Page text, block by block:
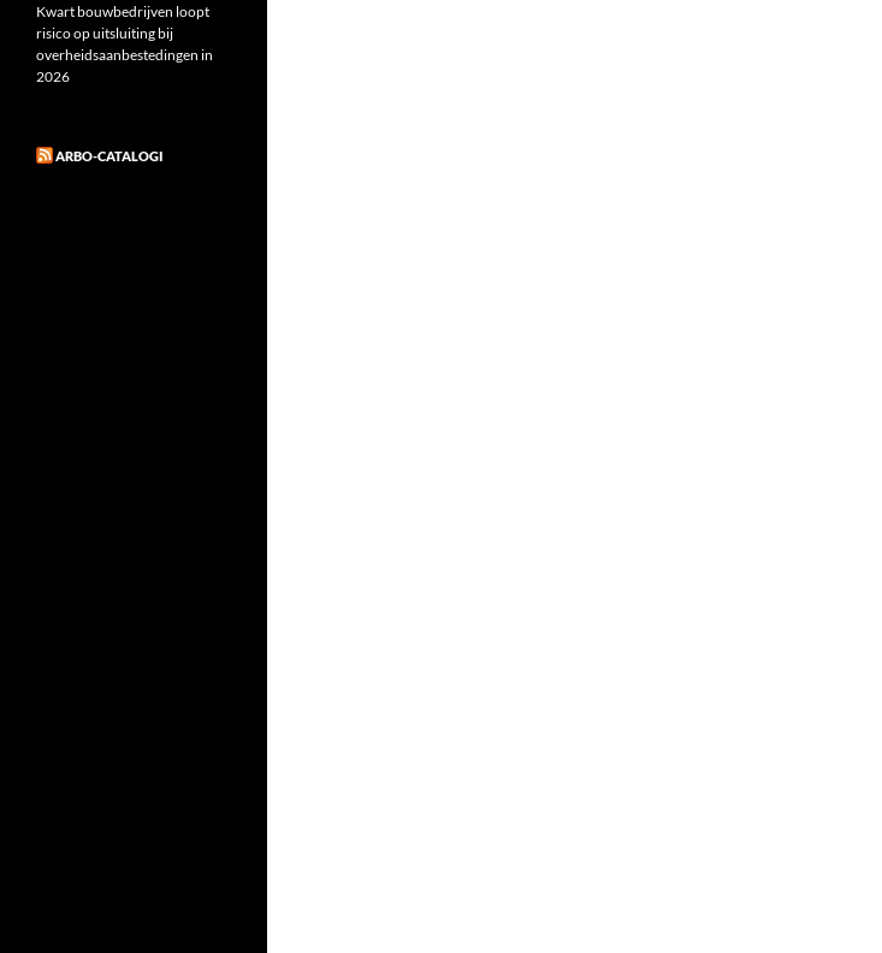
Kwart bouwbedrijven loopt
risico op uitsluiting bij
overheidsaanbestedingen in
2026
ARBO-CATALOGI